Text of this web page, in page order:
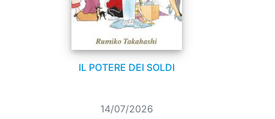
IL POTERE DEI SOLDI
14/07/2026